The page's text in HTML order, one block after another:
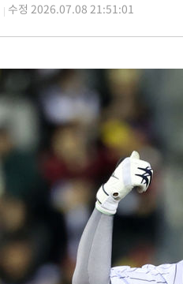
수정 2026.07.08 21:51:01